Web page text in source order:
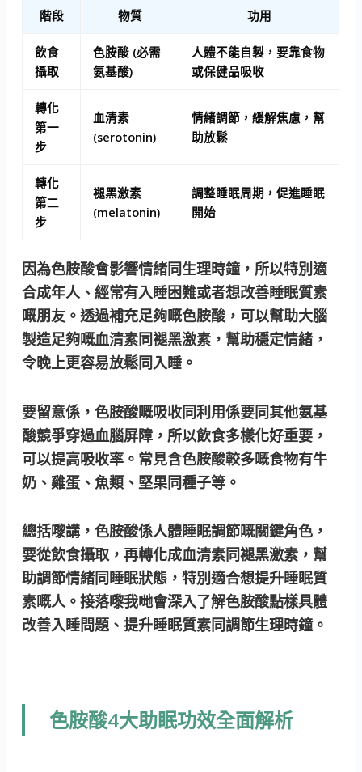
階段 物質 功用
飲食
攝取
色胺酸 (必需
氨基酸)
人體不能自製，要靠食物
或保健品吸收
轉化
第一
步
血清素
(serotonin)
情緒調節，緩解焦慮，幫
助放鬆
轉化
第二
步
褪黑激素
(melatonin)
調整睡眠周期，促進睡眠
開始
因為色胺酸會影響情緒同生理時鐘，所以特別適
合成年人、經常有入睡困難或者想改善睡眠質素
嘅朋友。透過補充足夠嘅色胺酸，可以幫助大腦
製造足夠嘅血清素同褪黑激素，幫助穩定情緒，
令晚上更容易放鬆同入睡。
要留意係，色胺酸嘅吸收同利用係要同其他氨基
酸競爭穿過血腦屏障，所以飲食多樣化好重要，
可以提高吸收率。常見含色胺酸較多嘅食物有牛
奶、雞蛋、魚類、堅果同種子等。
總括嚟講，色胺酸係人體睡眠調節嘅關鍵角色，
要從飲食攝取，再轉化成血清素同褪黑激素，幫
助調節情緒同睡眠狀態，特別適合想提升睡眠質
素嘅人。接落嚟我哋會深入了解色胺酸點樣具體
改善入睡問題、提升睡眠質素同調節生理時鐘。
色胺酸4大助眠功效全面解析